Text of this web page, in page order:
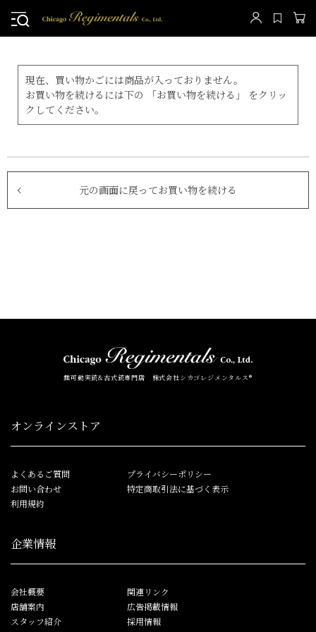
現在、買い物かごには商品が入っておりません。
お買い物を続けるには下の 「お買い物を続ける」 をクリッ
クしてください。
元の画面に戻ってお買い物を続ける
無可動実銃&古式銃専門店 株式会社シカゴレジメンタルス®
オンラインストア
よくあるご質問
お問い合わせ
利用規約
プライバシーポリシー
特定商取引法に基づく表示
企業情報
会社概要
店舗案内
スタッフ紹介
関連リンク
広告掲載情報
採用情報